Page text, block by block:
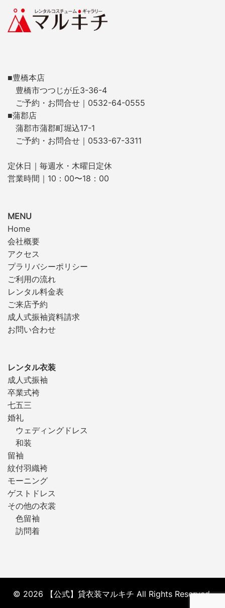
■豊橋本店
豊橋市つつじが丘3-36-4
ご予約・お問合せ｜0532-64-0555
■蒲郡店
蒲郡市蒲郡町堀込17-1
ご予約・お問合せ｜0533-67-3311
定休日｜毎週水・木曜日定休
営業時間｜10：00〜18：00
MENU
Home
会社概要
アクセス
プラリバシーポリシー
ご利用の流れ
レンタル料金表
ご来店予約
成人式振袖資料請求
お問い合わせ
レンタル衣装
成人式振袖
卒業式袴
七五三
婚礼
ウェディングドレス
和装
留袖
紋付羽織袴
モーニング
ゲストドレス
その他の衣裳
色留袖
訪問着
© 2026 【公式】貸衣装マルキチ All Rights Reserved.